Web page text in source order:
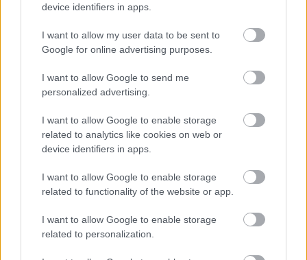
device identifiers in apps.
I want to allow my user data to be sent to
Google for online advertising purposes.
I want to allow Google to send me
personalized advertising.
I want to allow Google to enable storage
related to analytics like cookies on web or
device identifiers in apps.
I want to allow Google to enable storage
related to functionality of the website or app.
I want to allow Google to enable storage
related to personalization.
Er dette den neste Therese Johaug?
– At Victoria Carl er tatt med positiv dopingprøve
er et sjokk for den internasjonale
langrennsverden, sier langrennsekspert Fredrik
– Carl har vært en profil, og ikke minst en tysk
trenger. Det at langrennssporten blir rammet av
nok en dopingsak er ikke heldig for sporten, sier